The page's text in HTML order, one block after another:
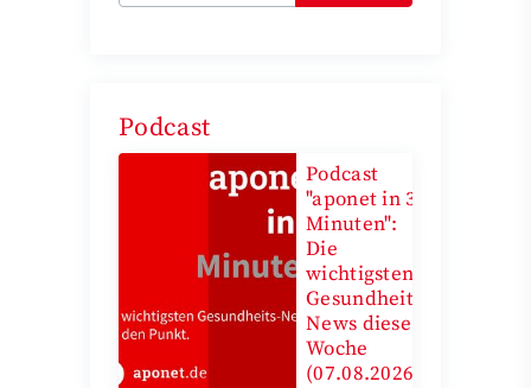
Podcast
Podcast
"aponet in 3
Minuten":
Die
wichtigsten
Gesundheits-
News diese
Woche
(07.08.2026)